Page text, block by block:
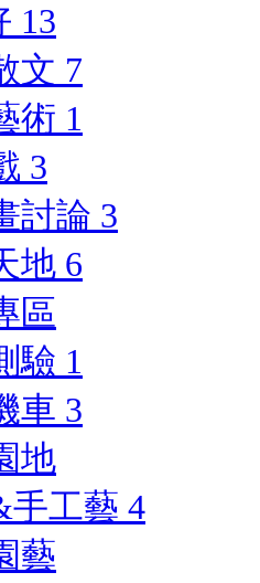
13
文 7
術 1
3
討論 3
地 6
區
驗 1
車 3
地
手工藝 4
藝